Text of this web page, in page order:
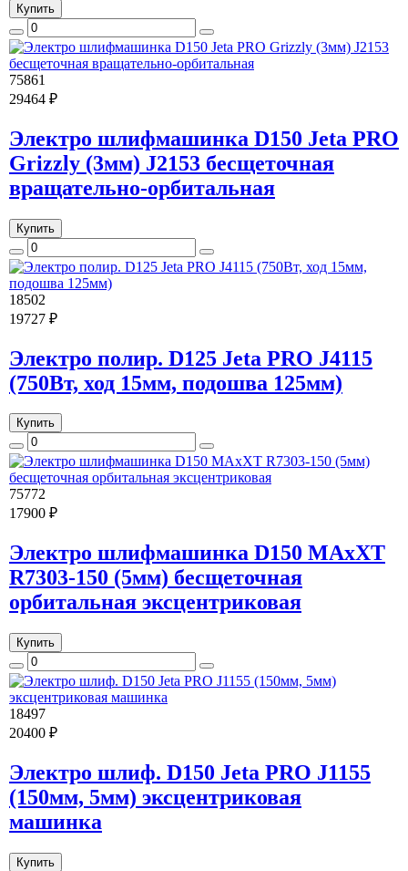
Купить
75861
29464 ₽
Электро шлифмашинка D150 Jeta PRO
Grizzly (3мм) J2153 бесщеточная
вращательно-орбитальная
Купить
18502
19727 ₽
Электро полир. D125 Jeta PRO J4115
(750Вт, ход 15мм, подошва 125мм)
Купить
75772
17900 ₽
Электро шлифмашинка D150 MAxXT
R7303-150 (5мм) бесщеточная
орбитальная эксцентриковая
Купить
18497
20400 ₽
Электро шлиф. D150 Jeta PRO J1155
(150мм, 5мм) эксцентриковая
машинка
Купить